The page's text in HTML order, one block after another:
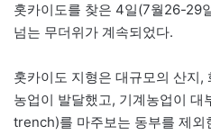
홋카이도를 찾은 4일(7월26-29
넘는 무더위가 계속되었다.
홋카이도 지형은 대규모의 산지,
농업이 발달했고, 기계농업이 대
trench)를 마주보는 동부를 제외